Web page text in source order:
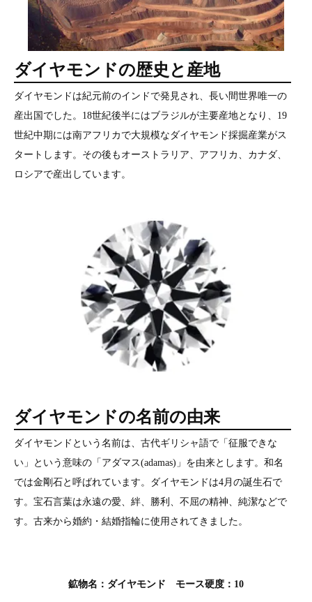
ダイヤモンドの歴史と産地
ダイヤモンドは紀元前のインドで発見され、長い間世界唯一の
産出国でした。18世紀後半にはブラジルが主要産地となり、19
世紀中期には南アフリカで大規模なダイヤモンド採掘産業がス
タートします。その後もオーストラリア、アフリカ、カナダ、
ロシアで産出しています。
ダイヤモンドの名前の由来
ダイヤモンドという名前は、古代ギリシャ語で「征服できな
い」という意味の「アダマス(adamas)」を由来とします。和名
では金剛石と呼ばれています。ダイヤモンドは4月の誕生石で
す。宝石言葉は永遠の愛、絆、勝利、不屈の精神、純潔などで
す。古来から婚約・結婚指輪に使用されてきました。
鉱物名：ダイヤモンド モース硬度：10